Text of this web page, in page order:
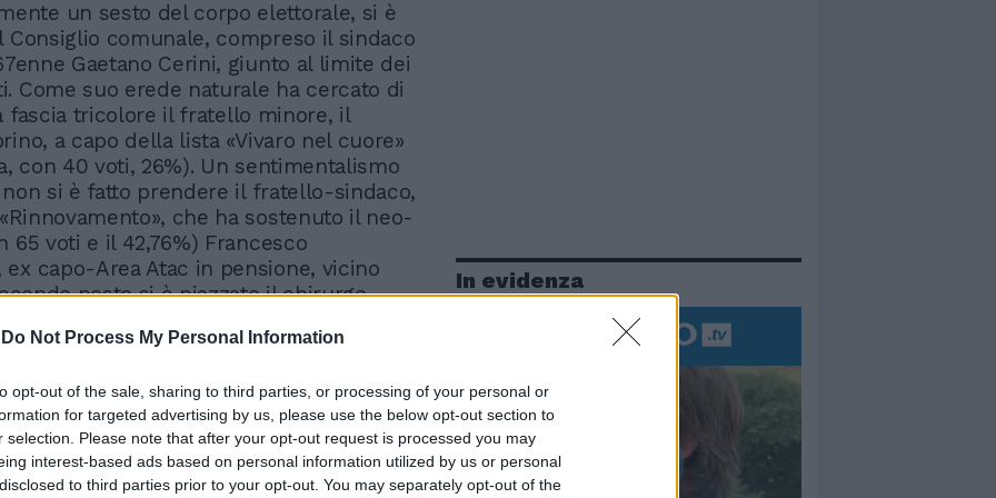
Do Not Process My Personal Information
opt-out of the sale, sharing to third parties, or processing of your personal or
for targeted advertising by us, please use the below opt-out section to
selection. Please note that after your opt-out request is processed you may
interest-based ads based on personal information utilized by us or personal
to third parties prior to your opt-out. You may separately opt-out of the
un sesto del corpo elettorale, si è
Consiglio comunale, compreso il sindaco
Gaetano Cerini, giunto al limite dei
Come suo erede naturale ha cercato di
fascia tricolore il fratello minore, il
a capo della lista «Vivaro nel cuore»
con 40 voti, 26%). Un sentimentalismo
si è fatto prendere il fratello-sindaco,
che ha sostenuto il neo-
65 voti e il 42,76%) Francesco
ex capo-Area Atac in pensione, vicino
posto si è piazzato il chirurgo
ha raccolto 47 voti (30%). Ant. Sbr.
In evidenza